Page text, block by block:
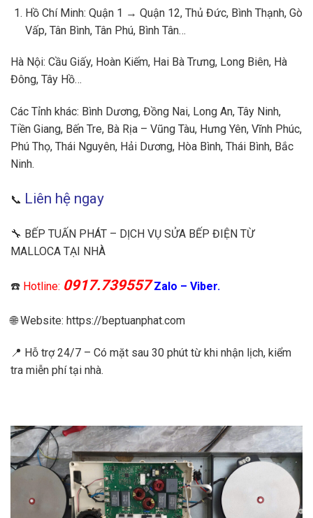
Hồ Chí Minh: Quận 1 → Quận 12, Thủ Đức, Bình Thạnh, Gò
Vấp, Tân Bình, Tân Phú, Bình Tân…
Hà Nội: Cầu Giấy, Hoàn Kiếm, Hai Bà Trưng, Long Biên, Hà
Đông, Tây Hồ…
Các Tỉnh khác: Bình Dương, Đồng Nai, Long An, Tây Ninh,
Tiền Giang, Bến Tre, Bà Rịa – Vũng Tàu, Hưng Yên, Vĩnh Phúc,
Phú Thọ, Thái Nguyên, Hải Dương, Hòa Bình, Thái Bình, Bắc
Ninh.
📞 Liên hệ ngay
🔧 BẾP TUẤN PHÁT – DỊCH VỤ SỬA BẾP ĐIỆN TỪ
MALLOCA TẠI NHÀ
☎️ Hotline: 0917.739557 Zalo – Viber.
🌐 Website: https://beptuanphat.com
📍 Hỗ trợ 24/7 – Có mặt sau 30 phút từ khi nhận lịch, kiểm
tra miễn phí tại nhà.